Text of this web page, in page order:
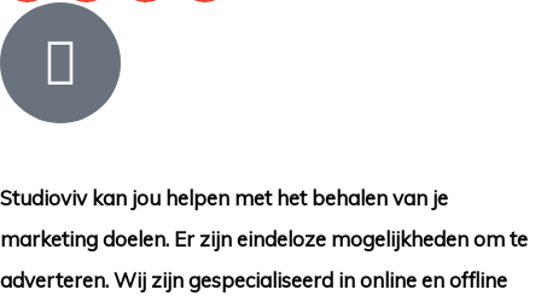
Studioviv kan jou helpen met het behalen van je
marketing doelen. Er zijn eindeloze mogelijkheden om te
adverteren. Wij zijn gespecialiseerd in online en offline